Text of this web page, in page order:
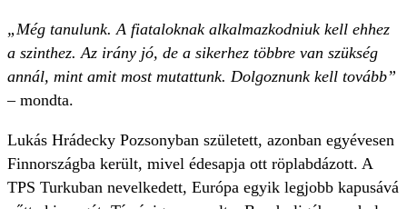
„Még tanulunk. A fiataloknak alkalmazkodniuk kell ehhez
a szinthez. Az irány jó, de a sikerhez többre van szükség
annál, mint amit most mutattunk. Dolgoznunk kell tovább”
– mondta.
Lukás Hrádecky Pozsonyban született, azonban egyévesen
Finnországba került, mivel édesapja ott röplabdázott. A
TPS Turkuban nevelkedett, Európa egyik legjobb kapusává